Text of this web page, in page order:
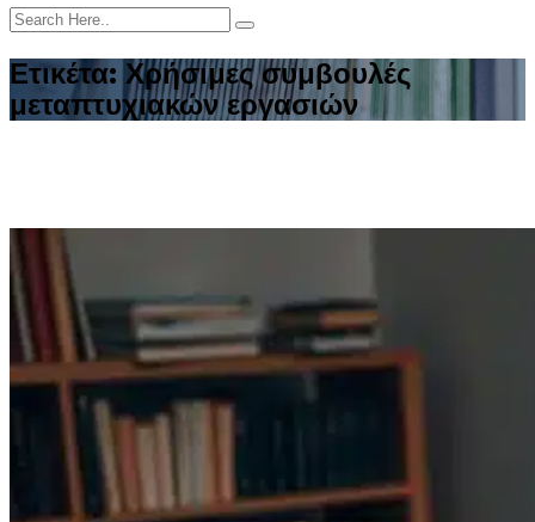
Ετικέτα: Χρήσιμες συμβουλές
μεταπτυχιακών εργασιών